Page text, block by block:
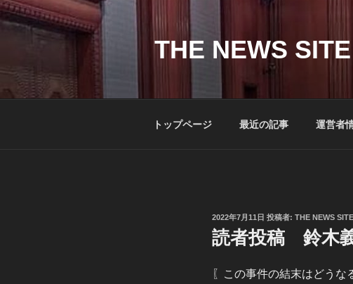
コ
ン
ツ
へ
THE NEWS SITE
トップページ 最近の記事 運営者
投
稿
日:
2022年7月11日 投稿者: THE NEWS SITE
読者投稿 鈴木
〖この事件の結末はどう